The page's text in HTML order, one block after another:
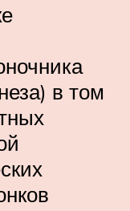
в том